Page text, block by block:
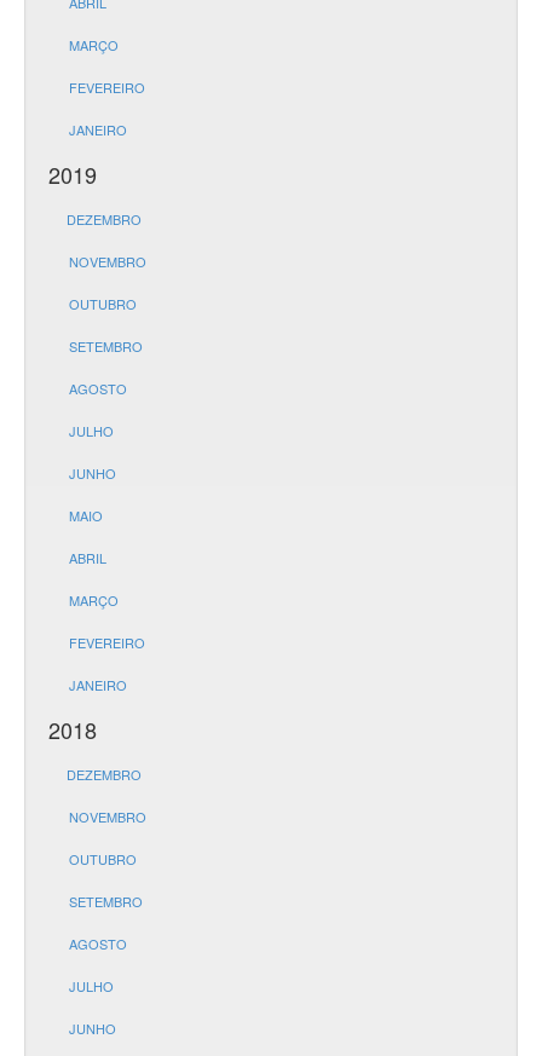
MARÇO
FEVEREIRO
JANEIRO
2019
DEZEMBRO
NOVEMBRO
OUTUBRO
SETEMBRO
AGOSTO
JULHO
JUNHO
MAIO
ABRIL
MARÇO
FEVEREIRO
JANEIRO
2018
DEZEMBRO
NOVEMBRO
OUTUBRO
SETEMBRO
AGOSTO
JULHO
JUNHO